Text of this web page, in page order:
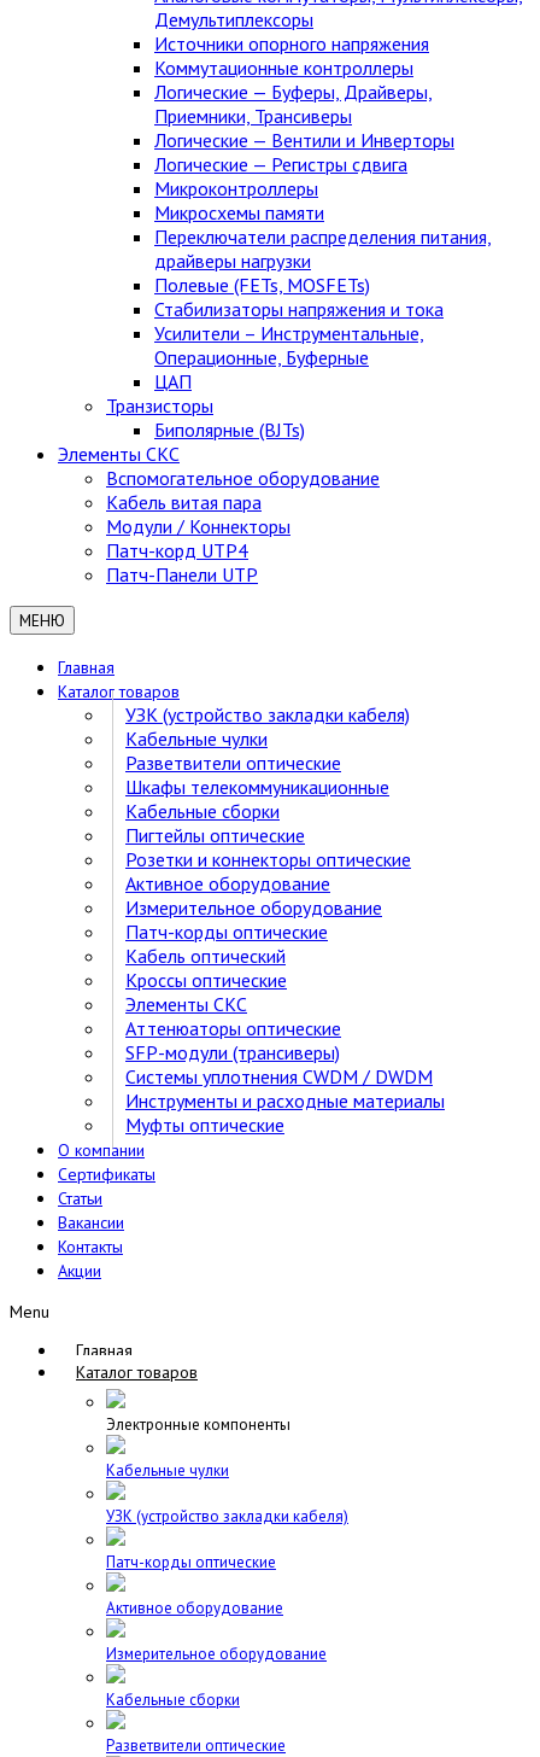
Демультиплексоры
Источники опорного напряжения
Коммутационные контроллеры
Логические — Буферы, Драйверы,
Приемники, Трансиверы
Логические — Вентили и Инверторы
Логические — Регистры сдвига
Микроконтроллеры
Микросхемы памяти
Переключатели распределения питания,
драйверы нагрузки
Полевые (FETs, MOSFETs)
Стабилизаторы напряжения и тока
Усилители – Инструментальные,
Операционные, Буферные
ЦАП
Транзисторы
Биполярные (BJTs)
Элементы СКС
Вспомогательное оборудование
Кабель витая пара
Модули / Коннекторы
Патч-корд UTP4
Патч-Панели UTP
МЕНЮ
Главная
Каталог товаров
УЗК (устройство закладки кабеля)
Кабельные чулки
Разветвители оптические
Шкафы телекоммуникационные
Кабельные сборки
Пигтейлы оптические
Розетки и коннекторы оптические
Активное оборудование
Измерительное оборудование
Патч-корды оптические
Кабель оптический
Кроссы оптические
Элементы СКС
Аттенюаторы оптические
SFP-модули (трансиверы)
Cистемы уплотнения CWDM / DWDM
Инструменты и расходные материалы
Муфты оптические
О компании
Сертификаты
Статьи
Вакансии
Контакты
Акции
Menu
Главная
Каталог товаров
Электронные компоненты
Кабельные чулки
УЗК (устройство закладки кабеля)
Патч-корды оптические
Активное оборудование
Измерительное оборудование
Кабельные сборки
Разветвители оптические